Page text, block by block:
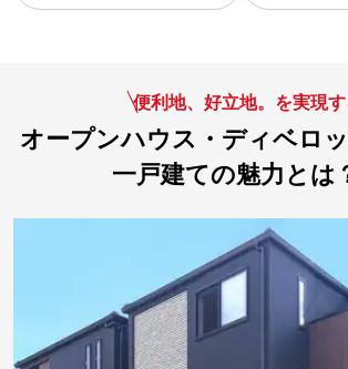
便利地、好立地。を実現
オープンハウス・ディベロ
一戸建ての魅力とは